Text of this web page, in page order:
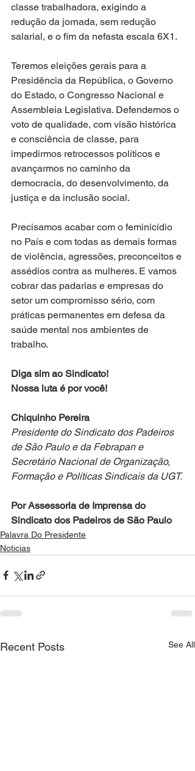
classe trabalhadora, exigindo a
redução da jornada, sem redução
salarial, e o fim da nefasta escala 6X1.
Teremos eleições gerais para a
Presidência da República, o Governo
do Estado, o Congresso Nacional e
Assembleia Legislativa. Defendemos o
voto de qualidade, com visão histórica
e consciência de classe, para
impedirmos retrocessos políticos e
avançarmos no caminho da
democracia, do desenvolvimento, da
justiça e da inclusão social.
Precisamos acabar com o feminicídio
no País e com todas as demais formas
de violência, agressões, preconceitos e
assédios contra as mulheres. E vamos
cobrar das padarias e empresas do
setor um compromisso sério, com
práticas permanentes em defesa da
saúde mental nos ambientes de
trabalho.
Diga sim ao Sindicato!
Nossa luta é por você!
Chiquinho Pereira
Presidente do Sindicato dos Padeiros
de São Paulo e da Febrapan e
Secretário Nacional de Organização,
Formação e Políticas Sindicais da UGT.
Por Assessoria de Imprensa do
Sindicato dos Padeiros de São Paulo
Palavra Do Presidente
Noticias
Recent Posts See All